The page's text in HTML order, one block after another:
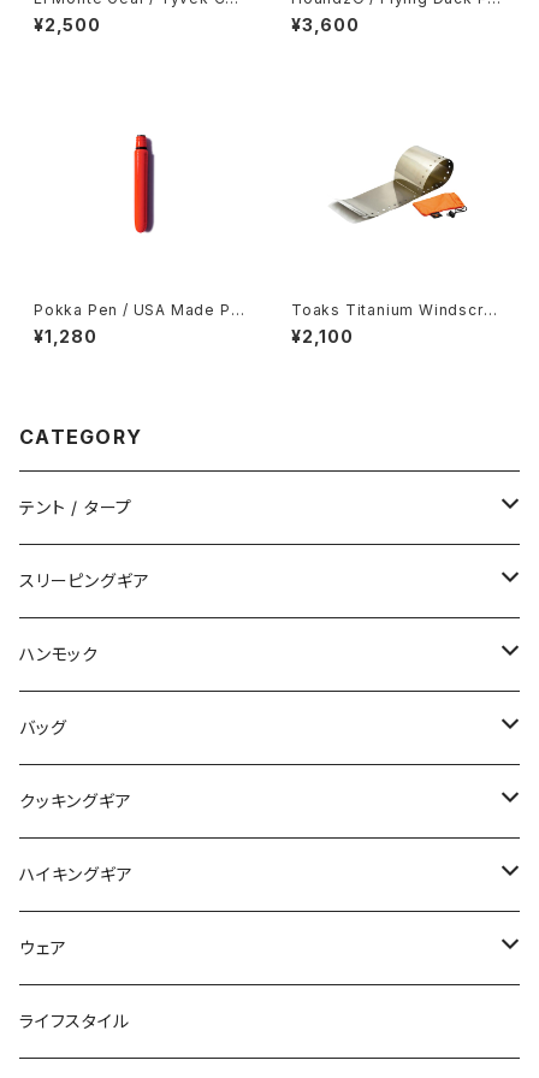
n Case
¥2,500
sh Toy
¥3,600
Pokka Pen / USA Made Po
cket Pen
¥1,280
Toaks Titanium Windscree
n
¥2,100
CATEGORY
テント / タープ
タープ / シェルター
ペグ / ステークス
アクセサリー
スリーピングギア
シュラフ / キルト
ビビィ
マット
ピロー
ハンモック
ハンモック
アクセサリー
バッグ
バックパック
サコッシュ / ウェストポーチ
トートバッグ
パックアクセサリー
クッキングギア
バーナー / ストーブ / 燃料
クッカー / カップ
カトラリー
ハイキングギア
ストック
スノーシュー / アイゼン
ウェア
トップス
ライフスタイル